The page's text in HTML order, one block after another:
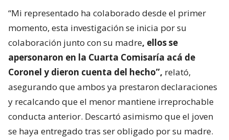
“Mi representado ha colaborado desde el primer
momento, esta investigación se inicia por su
colaboración junto con su madre, ellos se
apersonaron en la Cuarta Comisaría acá de
Coronel y dieron cuenta del hecho”, relató,
asegurando que ambos ya prestaron declaraciones
y recalcando que el menor mantiene irreprochable
conducta anterior. Descartó asimismo que el joven
se haya entregado tras ser obligado por su madre.